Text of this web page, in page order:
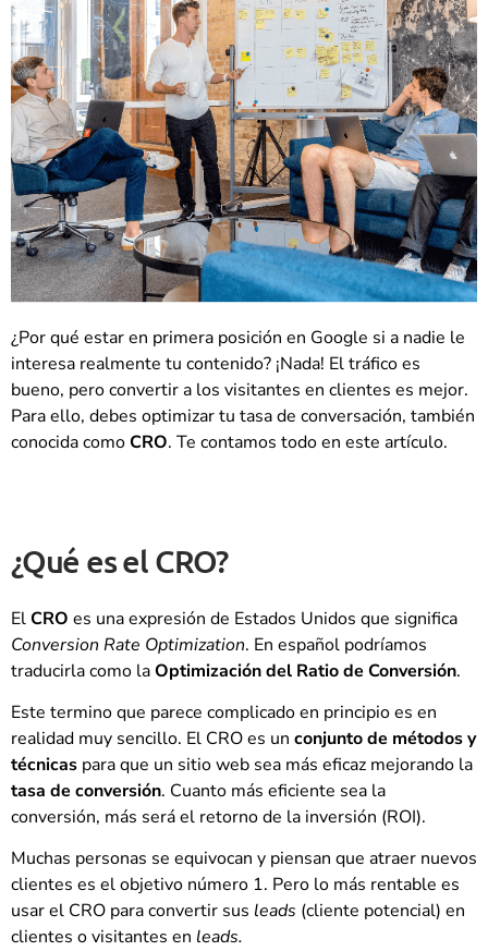
¿Por qué estar en primera posición en Google si a nadie le
interesa realmente tu contenido? ¡Nada! El tráfico es
bueno, pero convertir a los visitantes en clientes es mejor.
Para ello, debes optimizar tu tasa de conversación, también
conocida comoCRO. Te contamos todo en este artículo.
¿Qué es el CRO?
ElCRO es una expresión de Estados Unidos que significa
Conversion Rate Optimization. En español podríamos
traducirla como laOptimización del Ratio de Conversión.
Este termino que parece complicado en principio es en
realidad muy sencillo. El CRO es un conjunto de métodos y
técnicas para que un sitio web sea más eficaz mejorando la
tasa de conversión. Cuanto más eficiente sea la
conversión, más será el retorno de la inversión (ROI).
Muchas personas se equivocan y piensan que atraer nuevos
clientes es el objetivo número 1. Pero lo más rentable es
usar el CRO para convertir sus leads (cliente potencial) en
clientes o visitantes en leads.